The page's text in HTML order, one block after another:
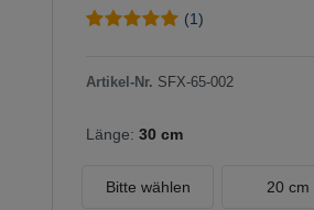
(1)
Artikel-Nr. SFX-65-002
Länge: 30 cm
Bitte wählen 20 cm